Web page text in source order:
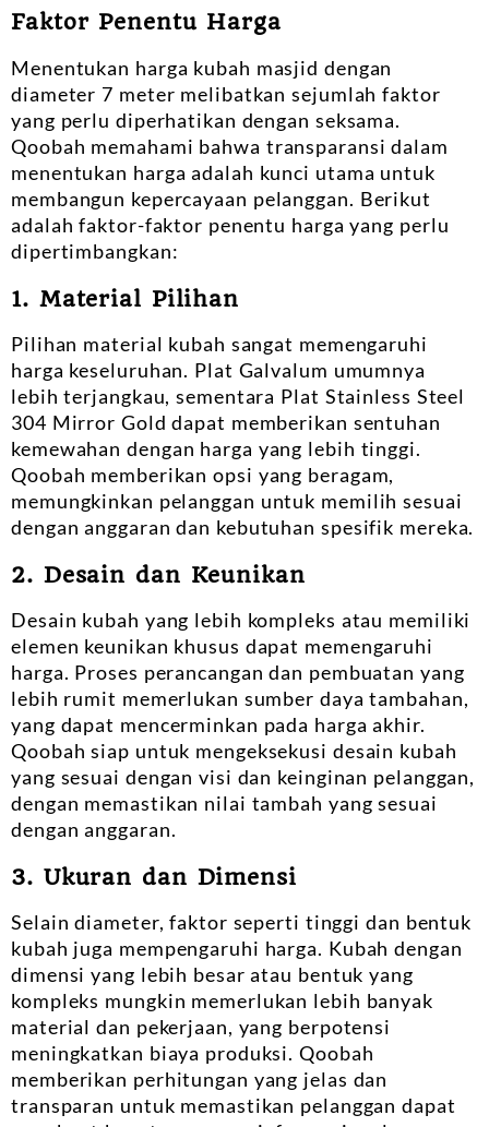
Faktor Penentu Harga
Menentukan harga kubah masjid dengan
diameter 7 meter melibatkan sejumlah faktor
yang perlu diperhatikan dengan seksama.
Qoobah memahami bahwa transparansi dalam
menentukan harga adalah kunci utama untuk
membangun kepercayaan pelanggan. Berikut
adalah faktor-faktor penentu harga yang perlu
dipertimbangkan:
1. Material Pilihan
Pilihan material kubah sangat memengaruhi
harga keseluruhan. Plat Galvalum umumnya
lebih terjangkau, sementara Plat Stainless Steel
304 Mirror Gold dapat memberikan sentuhan
kemewahan dengan harga yang lebih tinggi.
Qoobah memberikan opsi yang beragam,
memungkinkan pelanggan untuk memilih sesuai
dengan anggaran dan kebutuhan spesifik mereka.
2. Desain dan Keunikan
Desain kubah yang lebih kompleks atau memiliki
elemen keunikan khusus dapat memengaruhi
harga. Proses perancangan dan pembuatan yang
lebih rumit memerlukan sumber daya tambahan,
yang dapat mencerminkan pada harga akhir.
Qoobah siap untuk mengeksekusi desain kubah
yang sesuai dengan visi dan keinginan pelanggan,
dengan memastikan nilai tambah yang sesuai
dengan anggaran.
3. Ukuran dan Dimensi
Selain diameter, faktor seperti tinggi dan bentuk
kubah juga mempengaruhi harga. Kubah dengan
dimensi yang lebih besar atau bentuk yang
kompleks mungkin memerlukan lebih banyak
material dan pekerjaan, yang berpotensi
meningkatkan biaya produksi. Qoobah
memberikan perhitungan yang jelas dan
transparan untuk memastikan pelanggan dapat